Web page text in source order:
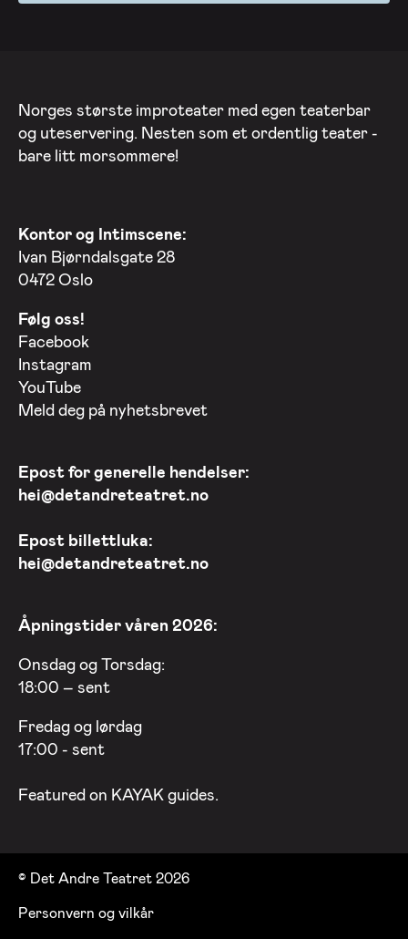
Norges største improteater med egen teaterbar
og uteservering. Nesten som et ordentlig teater -
bare litt morsommere!
Kontor og Intimscene:
Ivan Bjørndalsgate 28
0472 Oslo
Følg oss!
Facebook
Instagram
YouTube
Meld deg på nyhetsbrevet
Epost for generelle hendelser:
hei@detandreteatret.no
Epost billettluka:
hei@detandreteatret.no
Åpningstider våren 2026:
Onsdag og Torsdag:
18:00 – sent
Fredag og lørdag
17:00 - sent
Featured on KAYAK guides.
© Det Andre Teatret 2026
Personvern og vilkår